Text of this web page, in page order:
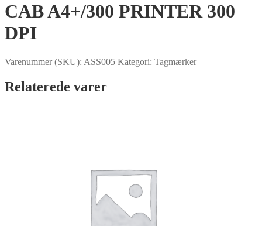
CAB A4+/300 PRINTER 300
DPI
Varenummer (SKU): ASS005 Kategori: Tagmærker
Relaterede varer